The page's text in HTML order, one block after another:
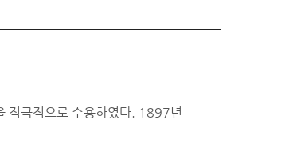
적극적으로 수용하였다. 1897년